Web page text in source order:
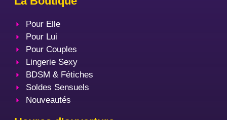
Pour Elle
Pour Lui
Pour Couples
Lingerie Sexy
BDSM & Fétiches
Soldes Sensuels
Nouveautés